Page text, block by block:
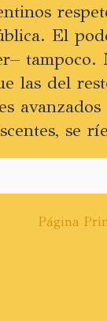
El
tampoco.
las del
se
Página